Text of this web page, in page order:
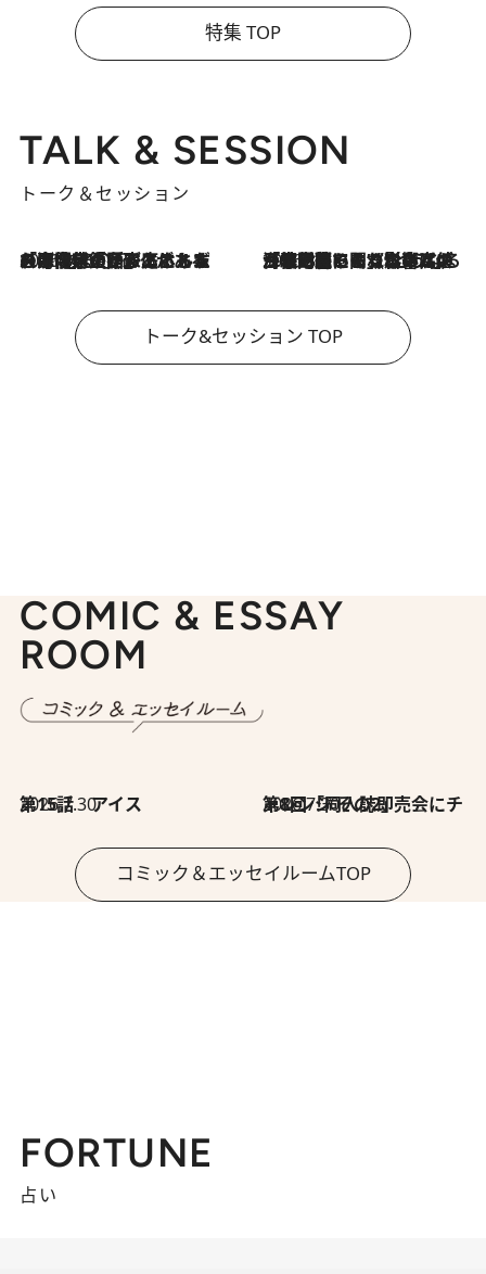
特集 TOP
TALK & SESSION
トーク＆セッション
2026.8.3
「今後値上げがあるとすれば…」「リスクがあるのは今年の冬」エネルギー専門家が語る、ホルムズ海峡封鎖が家庭にもたらす“ある心配” 2026.8.3
「住宅建てられない…」「サーチャージ料の高値が続いている」ホルムズ海峡封鎖による影響はいつまで続く？《エネルギー専門家に聞く“どうなる日本の暮らし”》
トーク&セッション TOP
COMIC & ESSAY
ROOM
2026.7.30
第15話 アイス 2026.7.30
第8回「同人誌即売会にチャレンジ その2」
コミック＆エッセイルームTOP
FORTUNE
占い